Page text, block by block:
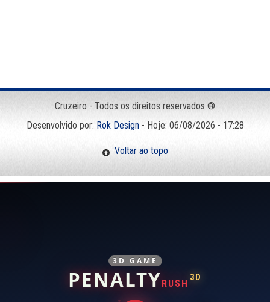
Cruzeiro - Todos os direitos reservados ®
Desenvolvido por: Rok Design- Hoje: 06/08/2026 - 17:28
Voltar ao topo
3D GAME
PENALTYRUSH
3D